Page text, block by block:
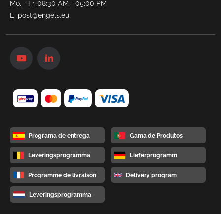
Mo. - Fr. 08:30 AM - 05:00 PM
E. post@engels.eu
Programa de entrega Gama de Produtos
Leveringsprogramma Lieferprogramm
Programme de livraison Delivery program
Leveringsprogramma